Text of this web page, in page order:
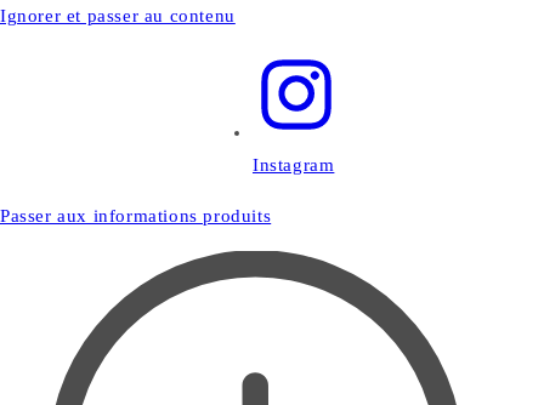
Ignorer et passer au contenu
Instagram
Passer aux informations produits